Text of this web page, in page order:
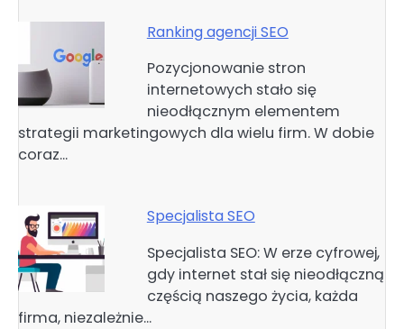
Ranking agencji SEO
Pozycjonowanie stron
internetowych stało się
nieodłącznym elementem
strategii marketingowych dla wielu firm. W dobie
coraz…
Specjalista SEO
Specjalista SEO: W erze cyfrowej,
gdy internet stał się nieodłączną
częścią naszego życia, każda
firma, niezależnie…